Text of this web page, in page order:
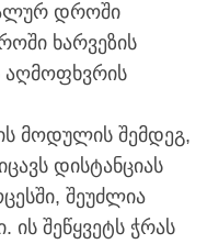
დროში
ხარვეზის
აღმოფხვრის
მოდულის შემდეგ,
დისტანციას
შეუძლია
ის შეწყვეტს ჭრას